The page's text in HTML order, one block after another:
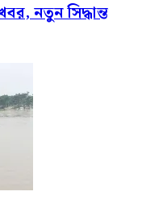
নতুন সিদ্ধান্ত